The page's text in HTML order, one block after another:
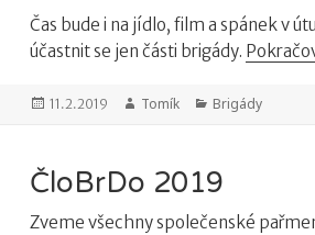
Čas bude i na jídlo, film a spánek v
účastnit se jen části brigády.
Publikováno:
11.2.2019 Autor:
Tomík Rubriky:
Brigády
ČloBrDo 2019
Zveme všechny společenské